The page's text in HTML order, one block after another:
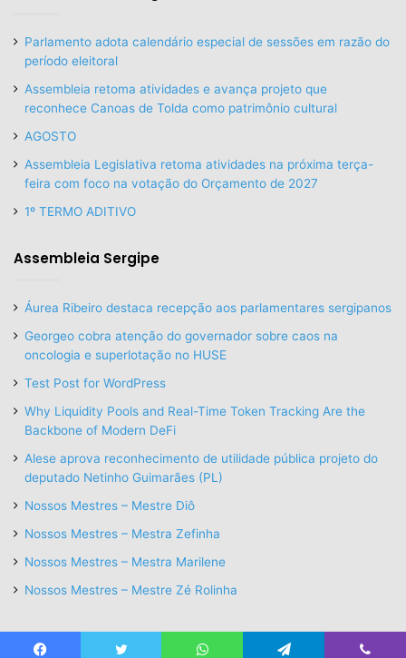
Parlamento adota calendário especial de sessões em razão do
período eleitoral
Assembleia retoma atividades e avança projeto que
reconhece Canoas de Tolda como patrimônio cultural
AGOSTO
Assembleia Legislativa retoma atividades na próxima terça-
feira com foco na votação do Orçamento de 2027
1º TERMO ADITIVO
Assembleia Sergipe
Áurea Ribeiro destaca recepção aos parlamentares sergipanos
Georgeo cobra atenção do governador sobre caos na
oncologia e superlotação no HUSE
Test Post for WordPress
Why Liquidity Pools and Real-Time Token Tracking Are the
Backbone of Modern DeFi
Alese aprova reconhecimento de utilidade pública projeto do
deputado Netinho Guimarães (PL)
Nossos Mestres – Mestre Diô
Nossos Mestres – Mestra Zefinha
Nossos Mestres – Mestra Marilene
Nossos Mestres – Mestre Zé Rolinha